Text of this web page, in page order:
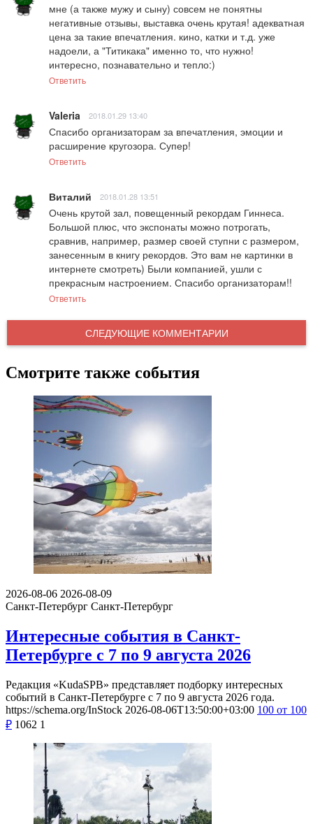
мне (а также мужу и сыну) совсем не понятны
негативные отзывы, выставка очень крутая! адекватная
цена за такие впечатления. кино, катки и т.д. уже
надоели, а "Титикака" именно то, что нужно!
интересно, познавательно и тепло:)
Ответить
Valeria 2018.01.29 13:40
Спасибо организаторам за впечатления, эмоции и
расширение кругозора. Супер!
Ответить
Виталий 2018.01.28 13:51
Очень крутой зал, повещенный рекордам Гиннеса.
Большой плюс, что экспонаты можно потрогать,
сравнив, например, размер своей ступни с размером,
занесенным в книгу рекордов. Это вам не картинки в
интернете смотреть) Были компанией, ушли с
прекрасным настроением. Спасибо организаторам!!
Ответить
СЛЕДУЮЩИЕ КОММЕНТАРИИ
Смотрите также события
2026-08-06 2026-08-09
Санкт-Петербург Санкт-Петербург
Интересные события в Санкт-
Петербурге с 7 по 9 августа 2026
Редакция «KudaSPB» представляет подборку интересных
событий в Санкт-Петербурге с 7 по 9 августа 2026 года.
https://schema.org/InStock 2026-08-06T13:50:00+03:00 100 от 100
₽ 1062 1